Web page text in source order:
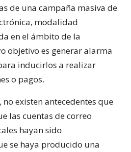
de una campaña masiva de
modalidad
en el ámbito de la
objetivo es generar alarma
inducirlos a realizar
o pagos.
existen antecedentes que
las cuentas de correo
hayan sido
se haya producido una